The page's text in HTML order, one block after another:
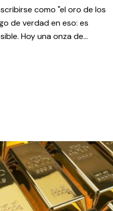
como "el oro de los
de verdad en eso: es
Hoy una onza de…